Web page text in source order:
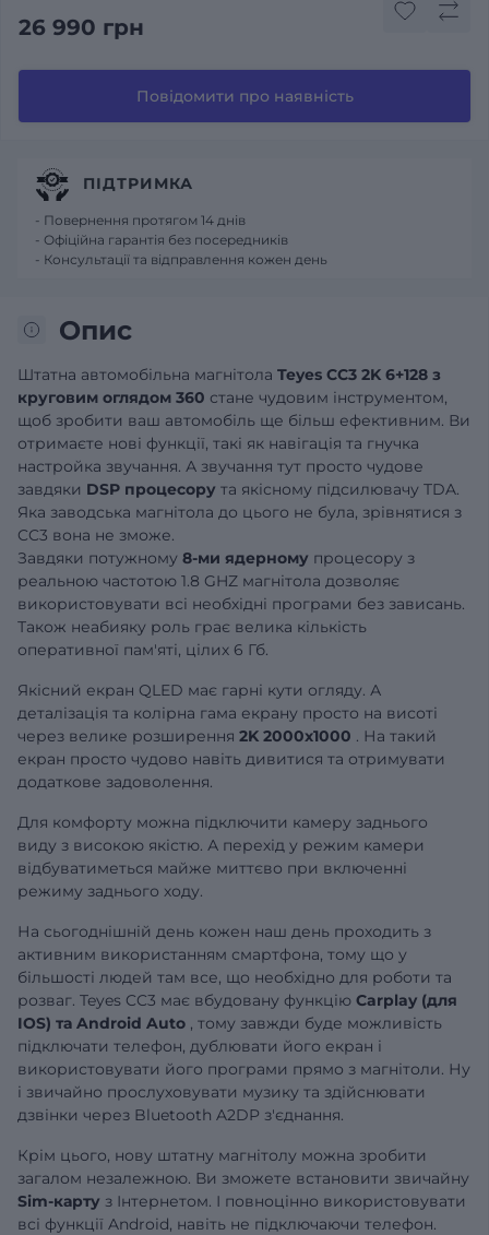
26 990 грн
Повідомити про наявність
Опис
Штатна автомобільна магнітола Teyes CC3 2K 6+128 з
круговим оглядом 360 стане чудовим інструментом,
щоб зробити ваш автомобіль ще більш ефективним. Ви
отримаєте нові функції, такі як навігація та гнучка
настройка звучання. А звучання тут просто чудове
завдяки DSP процесору та якісному підсилювачу TDA.
Яка заводська магнітола до цього не була, зрівнятися з
CC3 вона не зможе.
Завдяки потужному 8-ми ядерному процесору з
реальною частотою 1.8 GHZ магнітола дозволяє
використовувати всі необхідні програми без зависань.
Також неабияку роль грає велика кількість
оперативної пам'яті, цілих 6 Гб.
Якісний екран QLED має гарні кути огляду. А
деталізація та колірна гама екрану просто на висоті
через велике розширення 2K 2000x1000 . На такий
екран просто чудово навіть дивитися та отримувати
додаткове задоволення.
Для комфорту можна підключити камеру заднього
виду з високою якістю. А перехід у режим камери
відбуватиметься майже миттєво при включенні
режиму заднього ходу.
На сьогоднішній день кожен наш день проходить з
активним використанням смартфона, тому що у
більшості людей там все, що необхідно для роботи та
розваг. Teyes CC3 має вбудовану функцію Carplay (для
IOS) та Android Auto , тому завжди буде можливість
підключати телефон, дублювати його екран і
використовувати його програми прямо з магнітоли. Ну
і звичайно прослуховувати музику та здійснювати
дзвінки через Bluetooth A2DP з'єднання.
Крім цього, нову штатну магнітолу можна зробити
загалом незалежною. Ви зможете встановити звичайну
Sim-карту з Інтернетом. І повноцінно використовувати
всі функції Android, навіть не підключаючи телефон.
ПІДТРИМКА
- Повернення протягом 14 днів
- Офіційна гарантія без посередників
- Консультації та відправлення кожен день